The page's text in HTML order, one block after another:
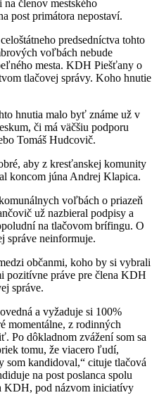
členov mestského
post primátora nepostaví.
predsedníctva tohto
voľbách nebude
mesta. KDH Piešťany o
tlačovej správy. Koho hnutie
hnutia malo byť známe už v
či má väčšiu podporu
Tomáš Hudcovič.
aby z kresťanskej komunity
koncom júna Andrej Klapica.
voľbách o priazeň
už nazbieral podpisy a
na tlačovom brífingu. O
správe neinformuje.
občanmi, koho by si vybrali
pozitívne práve pre člena KDH
správe.
a vyžaduje si 100%
momentálne, z rodinných
Po dôkladnom zvážení som sa
tomu, že viacero ľudí,
kandidoval,“ cituje tlačová
na post poslanca spolu
KDH, pod názvom iniciatívy